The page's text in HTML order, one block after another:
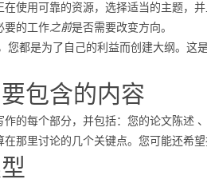
使用可靠的资源，选择适当的主题，
要的工作之前是否需要改变方向。
您都是为了自己的利益而创建大纲。 这
包含的内容
的每个部分，并包括： 您的论文陈述
在那里讨论的几个关键点。您可能还希